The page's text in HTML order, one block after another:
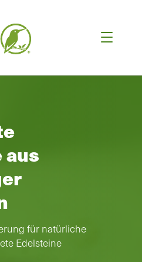
aus
für natürliche
Edelsteine